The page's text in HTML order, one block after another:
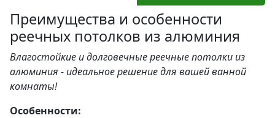
Преимущества и особенности
реечных потолков из алюминия
Влагостойкие и долговечные реечные потолки из
алюминия - идеальное решение для вашей ванной
комнаты!
Особенности: